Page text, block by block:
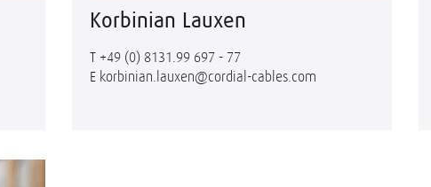
Korbinian Lauxen
T +49 (0) 8131.99 697 - 77
E korbinian.lauxen@cordial-cables.com